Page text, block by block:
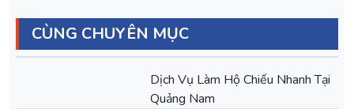
CÙNG CHUYÊN MỤC
Dịch Vụ Làm Hộ Chiếu Nhanh Tại
Quảng Nam